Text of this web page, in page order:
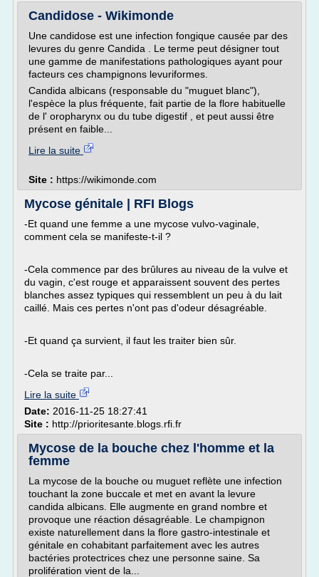
Candidose - Wikimonde
Une candidose est une infection fongique causée par des
levures du genre Candida . Le terme peut désigner tout
une gamme de manifestations pathologiques ayant pour
facteurs ces champignons levuriformes.
Candida albicans (responsable du "muguet blanc"),
l'espèce la plus fréquente, fait partie de la flore habituelle
de l' oropharynx ou du tube digestif , et peut aussi être
présent en faible...
Lire la suite
Site : https://wikimonde.com
Mycose génitale | RFI Blogs
-Et quand une femme a une mycose vulvo-vaginale,
comment cela se manifeste-t-il ?
-Cela commence par des brûlures au niveau de la vulve et
du vagin, c'est rouge et apparaissent souvent des pertes
blanches assez typiques qui ressemblent un peu à du lait
caillé. Mais ces pertes n'ont pas d'odeur désagréable.
-Et quand ça survient, il faut les traiter bien sûr.
-Cela se traite par...
Lire la suite
Date: 2016-11-25 18:27:41
Site : http://prioritesante.blogs.rfi.fr
Mycose de la bouche chez l'homme et la
femme
La mycose de la bouche ou muguet reflète une infection
touchant la zone buccale et met en avant la levure
candida albicans. Elle augmente en grand nombre et
provoque une réaction désagréable. Le champignon
existe naturellement dans la flore gastro-intestinale et
génitale en cohabitant parfaitement avec les autres
bactéries protectrices chez une personne saine. Sa
prolifération vient de la...